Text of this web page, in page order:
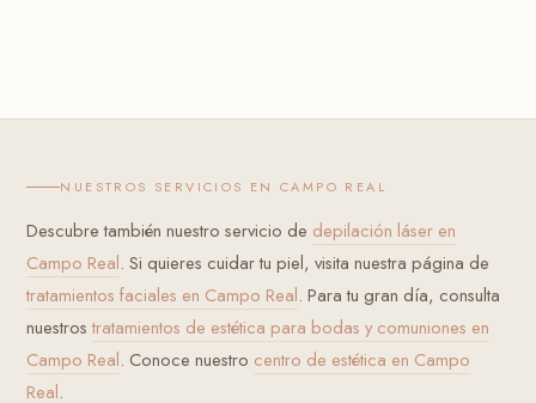
NUESTROS SERVICIOS EN CAMPO REAL
Descubre también nuestro servicio de depilación láser en
Campo Real. Si quieres cuidar tu piel, visita nuestra página de
tratamientos faciales en Campo Real. Para tu gran día, consulta
nuestrostratamientos de estética para bodas y comuniones en
Campo Real. Conoce nuestro centro de estética en Campo
Real.